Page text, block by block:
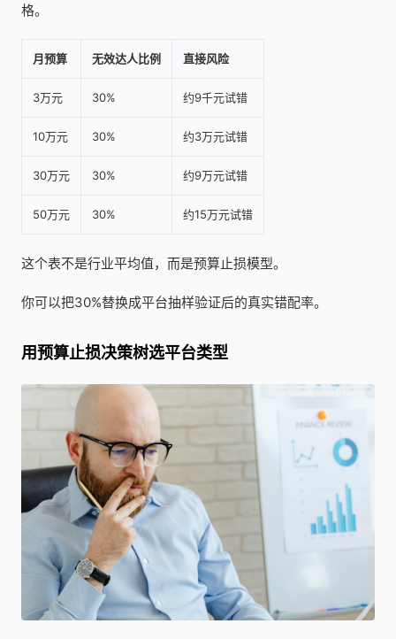
格。
月预算 无效达人比例 直接风险
3万元 30% 约9千元试错
10万元 30% 约3万元试错
30万元 30% 约9万元试错
50万元 30% 约15万元试错
这个表不是行业平均值，而是预算止损模型。
你可以把30%替换成平台抽样验证后的真实错配率。
用预算止损决策树选平台类型